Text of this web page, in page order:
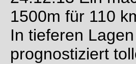
1500m für 110
In tieferen
prognostiziert